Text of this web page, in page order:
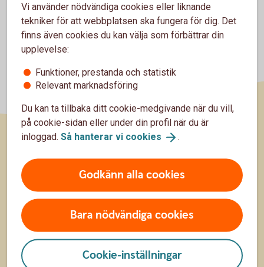
Vi använder nödvändiga cookies eller liknande
tekniker för att webbplatsen ska fungera för dig. Det
finns även cookies du kan välja som förbättrar din
upplevelse:
Funktioner, prestanda och statistik
Relevant marknadsföring
Du kan ta tillbaka ditt cookie-medgivande när du vill,
på cookie-sidan eller under din profil när du är
inloggad. Så hanterar vi cookies .
Godkänn alla cookies
Bara nödvändiga cookies
Cookie-inställningar
Sidfot
Hitta snabbt
Kundservice
Spärrhjälp
Hitta bankkontor
Bli kund